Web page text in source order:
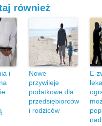
również
i
Nowe
przywileje
podatkowe dla
przedsiębiorców
i rodziców
E-